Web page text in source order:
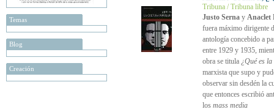
Temas
Blog
Creación
Tribuna / Tribuna libre
Justo Sernay Anaclet
fuera máximo dirigente
antología concebido a
entre 1929 y 1935,
obra se titula ¿Qué es
marxista que supo y
observar sin desdén la
que entonces escribió
los mass media